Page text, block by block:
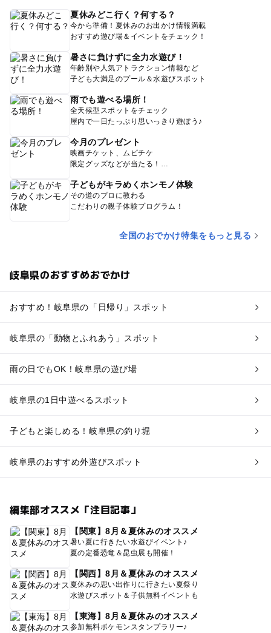
夏休みどこ行く？何する？
今から準備！夏休みのお出かけ情報満載
おすすめ遊び場＆イベントをチェック！
暑さに負けずに全力水遊び！
年齢別や人気アトラクション情報など
子ども大満足のプール＆水遊びスポット
雨でも遊べる場所！
全天候型スポットをチェック
屋内で一日たっぷり思いっきり遊ぼう♪
今月のプレゼント
映画チケット、ムビチケ
限定グッズなどが当たる！
子どもがキラめくホンモノ体験
その道のプロに教わる
こだわりの親子体験プログラム！
全国のおでかけ特集をもっと見る
岐阜県のおすすめおでかけ
おすすめ！岐阜県の「日帰り」スポット
岐阜県の「動物とふれあう」スポット
雨の日でもOK！岐阜県の遊び場
岐阜県の1日中遊べるスポット
子どもと楽しめる！岐阜県の釣り堀
岐阜県のおすすめ外遊びスポット
編集部オススメ「注目記事」
【関東】8月＆夏休みのオススメ
暑い夏に行きたい水遊びイベント♪
夏の定番恐竜＆昆虫展も開催！
【関西】8月＆夏休みのオススメ
夏休みの思い出作りに行きたい夏祭り
水遊びスポット＆子供無料イベントも
【東海】8月＆夏休みのオススメ
参加無料ポケモンスタンプラリー♪